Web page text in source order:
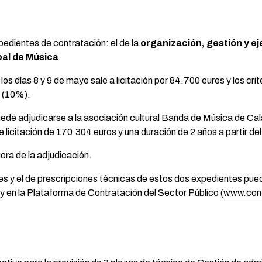
de contratación: el de la organización, gestión y
de Música.
días 8 y 9 de mayo sale a licitación por 84.700 euros y los
(10%).
adjudicarse a la asociación cultural Banda de Música de
de 170.304 euros y una duración de 2 años a partir
de la adjudicación.
y el de prescripciones técnicas de estos dos expedientes
en la Plataforma de Contratación del Sector Público (